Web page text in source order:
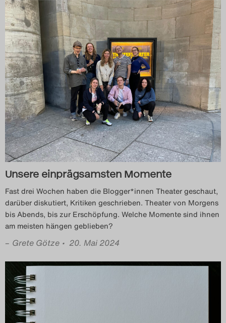
Das Theatertreffen-Blog
2025
Das Theatertreffen-Blog
Archiv
Impressum
Nutzungsbedingungen
Search
Unsere einprägsamsten Momente
Fast drei Wochen haben die Blogger*innen Theater geschaut,
darüber diskutiert, Kritiken geschrieben. Theater von Morgens
bis Abends, bis zur Erschöpfung. Welche Momente sind ihnen
am meisten hängen geblieben?
– Grete Götze • 20. Mai 2024